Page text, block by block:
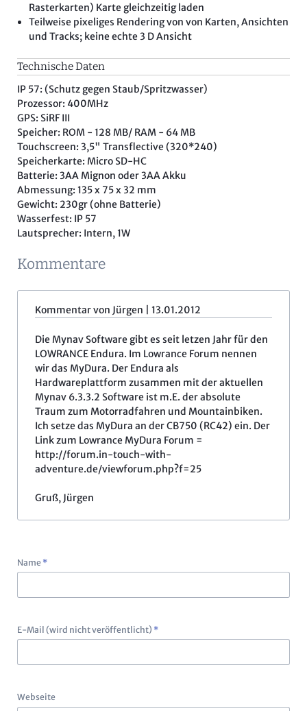
Rasterkarten) Karte gleichzeitig laden
Teilweise pixeliges Rendering von von Karten, Ansichten
und Tracks; keine echte 3 D Ansicht
Technische Daten
IP 57: (Schutz gegen Staub/Spritzwasser)
Prozessor: 400MHz
GPS: SiRF III
Speicher: ROM - 128 MB/ RAM - 64 MB
Touchscreen: 3,5" Transflective (320*240)
Speicherkarte: Micro SD-HC
Batterie: 3AA Mignon oder 3AA Akku
Abmessung: 135 x 75 x 32 mm
Gewicht: 230gr (ohne Batterie)
Wasserfest: IP 57
Lautsprecher: Intern, 1W
Kommentare
Kommentar von Jürgen | 13.01.2012
Die Mynav Software gibt es seit letzen Jahr für den
LOWRANCE Endura. Im Lowrance Forum nennen
wir das MyDura. Der Endura als
Hardwareplattform zusammen mit der aktuellen
Mynav 6.3.3.2 Software ist m.E. der absolute
Traum zum Motorradfahren und Mountainbiken.
Ich setze das MyDura an der CB750 (RC42) ein. Der
Link zum Lowrance MyDura Forum =
http://forum.in-touch-with-
adventure.de/viewforum.php?f=25
Gruß, Jürgen
Pflichtfeld
Name *
Pflichtfeld
E-Mail (wird nicht veröffentlicht) *
Webseite